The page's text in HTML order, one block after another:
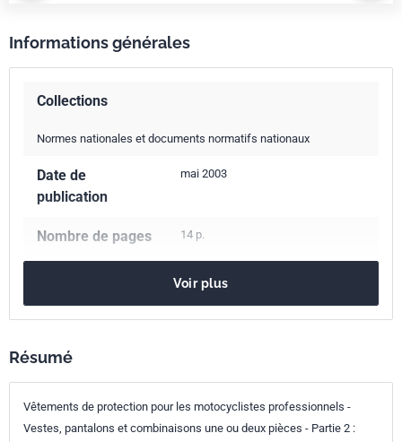
Informations générales
Collections
Normes nationales et documents normatifs nationaux
Date de
publication
mai 2003
Nombre de pages 14 p.
Codes ICS
Parenté
Voir plus
Résumé
Vêtements de protection pour les motocyclistes professionnels -
Vestes, pantalons et combinaisons une ou deux pièces - Partie 2 :